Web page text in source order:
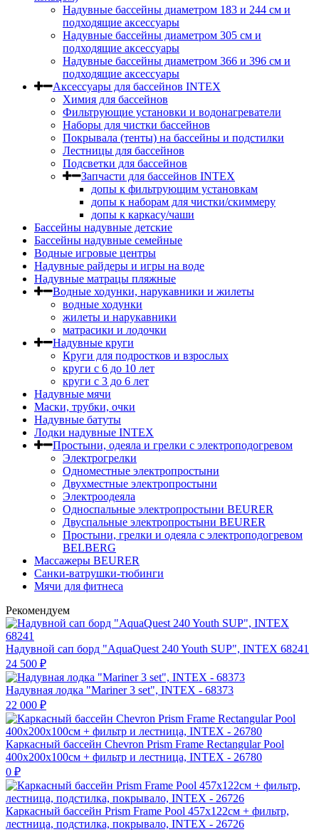
Надувные бассейны диаметром 183 и 244 см и
подходящие аксессуары
Надувные бассейны диаметром 305 см и
подходящие аксессуары
Надувные бассейны диаметром 366 и 396 см и
подходящие аксессуары
Аксессуары для бассейнов INTEX
Химия для бассейнов
Фильтрующие установки и водонагреватели
Наборы для чистки бассейнов
Покрывала (тенты) на бассейны и подстилки
Лестницы для бассейнов
Подсветки для бассейнов
Запчасти для бассейнов INTEX
допы к фильтрующим установкам
допы к наборам для чистки/скиммеру
допы к каркасу/чаши
Бассейны надувные детские
Бассейны надувные семейные
Водные игровые центры
Надувные райдеры и игры на воде
Надувные матрацы пляжные
Водные ходунки, нарукавники и жилеты
водные ходунки
жилеты и нарукавники
матрасики и лодочки
Надувные круги
Круги для подростков и взрослых
круги с 6 до 10 лет
круги c 3 до 6 лет
Надувные мячи
Маски, трубки, очки
Надувные батуты
Лодки надувные INTEX
Простыни, одеяла и грелки с электроподогревом
Электрогрелки
Одноместные электропростыни
Двухместные электропростыни
Электроодеяла
Односпальные электропростыни BEURER
Двуспальные электропростыни BEURER
Простыни, грелки и одеяла с электроподогревом
BELBERG
Массажеры BEURER
Санки-ватрушки-тюбинги
Мячи для фитнеса
Рекомендуем
Надувной сап борд "AquaQuest 240 Youth SUP", INTEX 68241
24 500 ₽
Надувная лодка "Mariner 3 set", INTEX - 68373
22 000 ₽
Каркасный бассейн Chevron Prism Frame Rectangular Pool
400х200х100см + фильтр и лестница, INTEX - 26780
0 ₽
Каркасный бассейн Prism Frame Pool 457х122см + фильтр,
лестница, подстилка, покрывало, INTEX - 26726